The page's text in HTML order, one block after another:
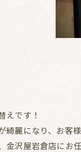
えです！
綺麗になり、お客
金沢屋岩倉店にお